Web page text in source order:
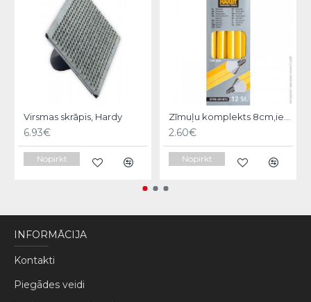
Virsmas skrāpis, Hardy
6.93€
Nopirkt
Zīmuļu komplekts 8cm,iep.12gb, Hardy
2.60€
Nopirkt
INFORMĀCIJA
Kontakti
Piegādes veidi